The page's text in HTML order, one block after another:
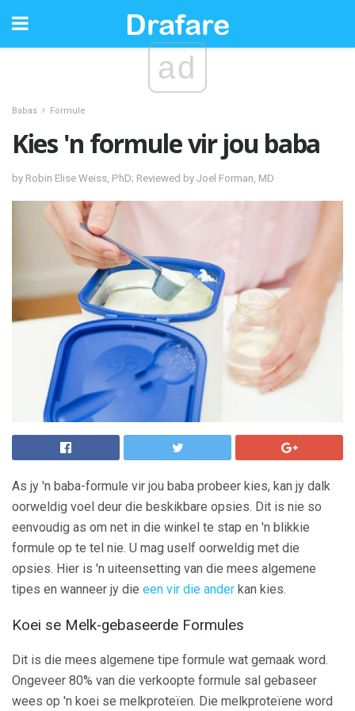
ad
Babas Formule
Kies 'n formule vir jou baba
by Robin Elise Weiss, PhD; Reviewed by Joel Forman, MD
As jy 'n baba-formule vir jou baba probeer kies, kan jy dalk
oorweldig voel deur die beskikbare opsies. Dit is nie so
eenvoudig as om net in die winkel te stap en 'n blikkie
formule op te tel nie. U mag uself oorweldig met die
opsies. Hier is 'n uiteensetting van die mees algemene
tipes en wanneer jy die een vir die ander kan kies.
Koei se Melk-gebaseerde Formules
Dit is die mees algemene tipe formule wat gemaak word.
Ongeveer 80% van die verkoopte formule sal gebaseer
wees op 'n koei se melkproteïen. Die melkproteïene word